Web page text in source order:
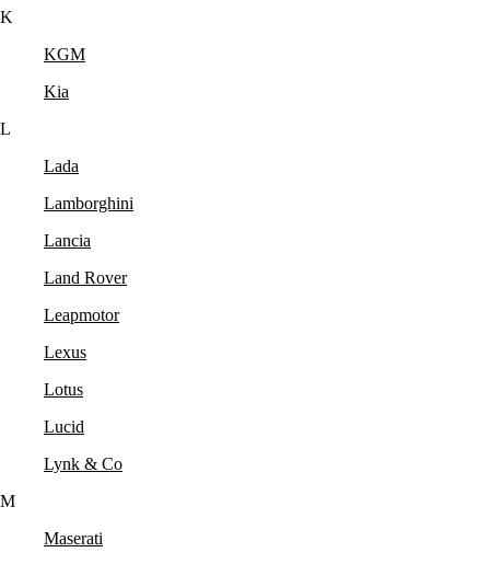
K
KGM
Kia
L
Lada
Lamborghini
Lancia
Land Rover
Leapmotor
Lexus
Lotus
Lucid
Lynk & Co
M
Maserati